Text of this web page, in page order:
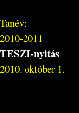
Tanév:
2010-2011
TESZI-nyitás
2010. október 1.